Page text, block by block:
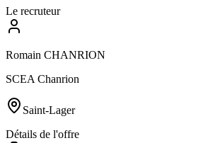
Le recruteur
Romain CHANRION
SCEA Chanrion
Saint-Lager
Détails de l'offre